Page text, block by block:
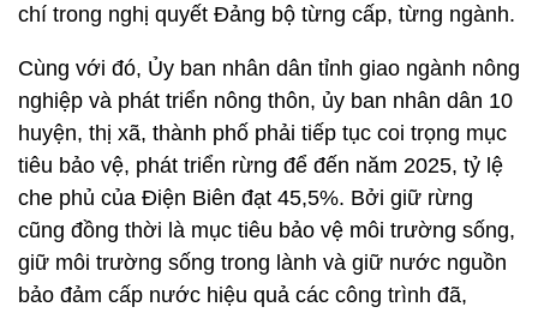
chí trong nghị quyết Đảng bộ từng cấp, từng ngành.
Cùng với đó, Ủy ban nhân dân tỉnh giao ngành nông
nghiệp và phát triển nông thôn, ủy ban nhân dân 10
huyện, thị xã, thành phố phải tiếp tục coi trọng mục
tiêu bảo vệ, phát triển rừng để đến năm 2025, tỷ lệ
che phủ của Điện Biên đạt 45,5%. Bởi giữ rừng
cũng đồng thời là mục tiêu bảo vệ môi trường sống,
giữ môi trường sống trong lành và giữ nước nguồn
bảo đảm cấp nước hiệu quả các công trình đã,